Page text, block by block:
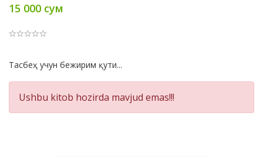
15 000 сум
Product
Summery
Тасбеҳ учун бежирим қути...
Ushbu kitob hozirda mavjud emas!!!